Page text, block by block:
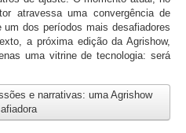
atravessa uma convergência de
dos períodos mais desafiadores
a próxima edição da Agrishow,
uma vitrine de tecnologia: será
e narrativas: uma Agrishow